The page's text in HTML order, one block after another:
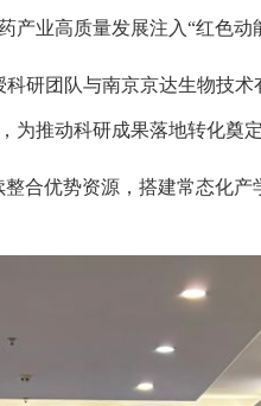
业高质量发展注入“红色动
科研团队与南京京达生物技
为推动科研成果落地转化奠定
整合优势资源，搭建常态化